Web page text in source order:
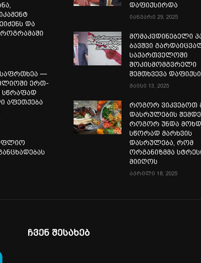
და
—
ერთ-
სწრაფად
აფეთქება
დაფიქსირდა
იანვარი 29, 2025
მომაკვდინებელი
ბავშვი
საქართველოში
შოკისმომგვრელი
შემთხვევა
მაისი 13, 2025
როგორ ვიკვებოთ
დასრულების
როგორ უნდა
სწორად მარხვის
დასრულება, რომ
ორგანიზმმა
მიიღოს
აპრილი 18, 2025
ჩვენ შესახებ